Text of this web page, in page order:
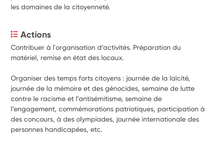
les domaines de la citoyenneté.
Actions
Contribuer à l'organisation d’activités. Préparation du
matériel, remise en état des locaux.
Organiser des temps forts citoyens : journée de la laïcité,
journée de la mémoire et des génocides, semaine de lutte
contre le racisme et l’antisémitisme, semaine de
l’engagement, commémorations patriotiques, participation à
des concours, à des olympiades, journée internationale des
personnes handicapées, etc.